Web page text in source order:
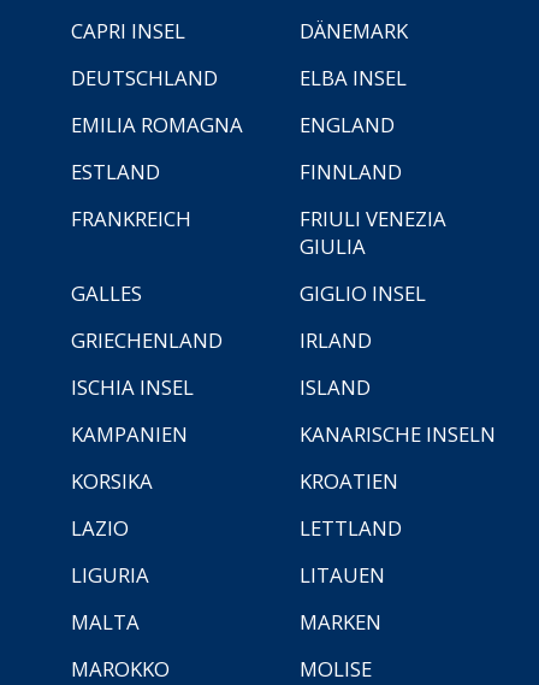
CAPRI INSEL
DÄNEMARK
DEUTSCHLAND
ELBA INSEL
EMILIA ROMAGNA
ENGLAND
ESTLAND
FINNLAND
FRANKREICH
FRIULI VENEZIA
GIULIA
GALLES
GIGLIO INSEL
GRIECHENLAND
IRLAND
ISCHIA INSEL
ISLAND
KAMPANIEN
KANARISCHE INSELN
KORSIKA
KROATIEN
LAZIO
LETTLAND
LIGURIA
LITAUEN
MALTA
MARKEN
MAROKKO
MOLISE